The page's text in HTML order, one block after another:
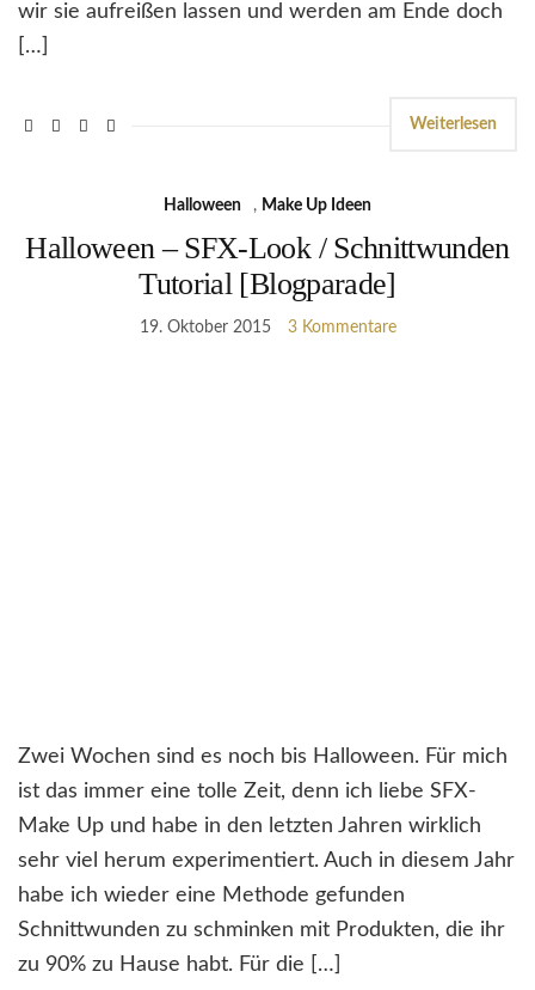
wir sie aufreißen lassen und werden am Ende doch
[…]
Weiterlesen
Halloween , Make Up Ideen
Halloween – SFX-Look / Schnittwunden
Tutorial [Blogparade]
19. Oktober 2015 3 Kommentare
Zwei Wochen sind es noch bis Halloween. Für mich
ist das immer eine tolle Zeit, denn ich liebe SFX-
Make Up und habe in den letzten Jahren wirklich
sehr viel herum experimentiert. Auch in diesem Jahr
habe ich wieder eine Methode gefunden
Schnittwunden zu schminken mit Produkten, die ihr
zu 90% zu Hause habt. Für die […]